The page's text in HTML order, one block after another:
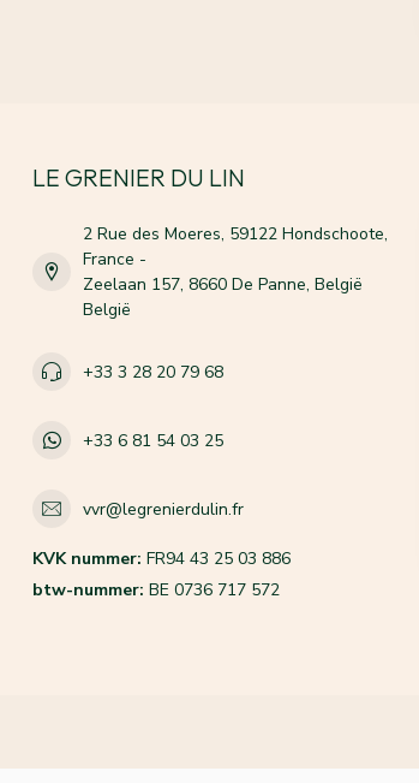
LE GRENIER DU LIN
2 Rue des Moeres, 59122 Hondschoote,
France -
Zeelaan 157, 8660 De Panne, België
België
+33 3 28 20 79 68
+33 6 81 54 03 25
vvr@legrenierdulin.fr
KVK nummer: FR94 43 25 03 886
btw-nummer: BE 0736 717 572